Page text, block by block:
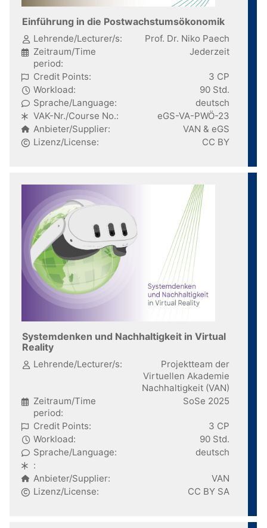
Einführung in die Postwachstumsökonomik
Lehrende/Lecturer/s:
Prof. Dr. Niko Paech
Zeitraum/Time
period:
Jederzeit
Credit Points:
3 CP
Workload:
90 Std.
Sprache/Language:
deutsch
VAK-Nr./Course No.:
eGS-VA-PWÖ-23
Anbieter/Supplier:
VAN & eGS
Lizenz/License:
CC BY
Systemdenken und Nachhaltigkeit in Virtual
Reality
Lehrende/Lecturer/s:
Projektteam der
Virtuellen Akademie
Nachhaltigkeit (VAN)
Zeitraum/Time
period:
SoSe 2025
Credit Points:
3 CP
Workload:
90 Std.
Sprache/Language:
deutsch
:
Anbieter/Supplier:
VAN
Lizenz/License:
CC BY SA